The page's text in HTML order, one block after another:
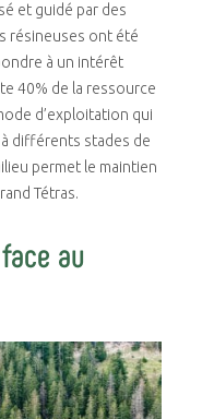
et guidé par des
résineuses ont été
à un intérêt
40% de la ressource
d’exploitation qui
différents stades de
permet le maintien
Tétras.
au